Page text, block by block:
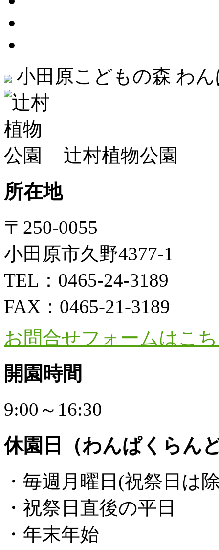
小田原こどもの森 わ
辻村植物公園
所在地
〒250-0055
小田原市久野4377-1
TEL： 0465-24-3189
FAX： 0465-21-3189
お問合せフォームはこ
開園時間
9:00～16:30
休園日（わんぱくらん
・毎週月曜日(祝祭日は
・祝祭日直後の平日
・年末年始